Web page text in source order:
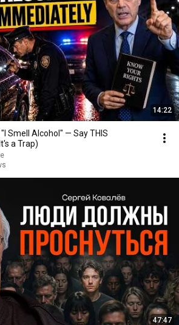
14:22
Smell Alcohol" — Say THIS
a Trap)
47:47